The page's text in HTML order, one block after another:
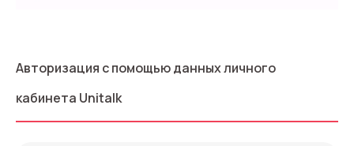
Авторизация с помощью данных личного
кабинета Unitalk